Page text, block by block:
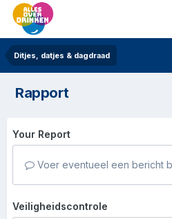
Ditjes, datjes & dagdraad
Rapport
Your Report
Voer eventueel een bericht
Veiligheidscontrole